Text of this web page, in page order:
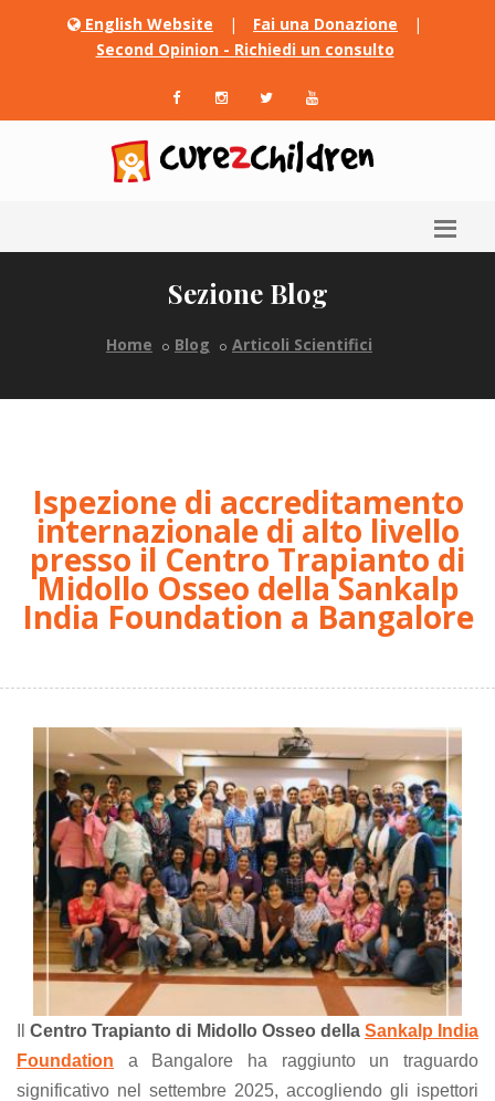
English Website | Fai una Donazione
|
Second Opinion - Richiedi un consulto
Sezione Blog
Home Blog Articoli Scientifici
Ispezione di accreditamento
internazionale di alto livello
presso il Centro Trapianto di
Midollo Osseo della Sankalp
India Foundation a Bangalore
IlCentro Trapianto di Midollo Osseo della Sankalp India
Foundation a Bangalore ha raggiunto un traguardo
significativo nel settembre 2025, accogliendo gli ispettori